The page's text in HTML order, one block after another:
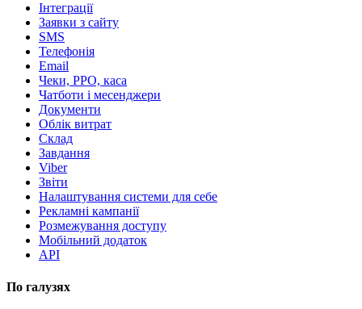
Інтеграції
Заявки з сайту
SMS
Телефонія
Email
Чеки, РРО, каса
Чатботи і месенджери
Документи
Облік витрат
Склад
Завдання
Viber
Звіти
Налаштування системи для себе
Рекламні кампанії
Розмежування доступу
Мобільний додаток
API
По галузях